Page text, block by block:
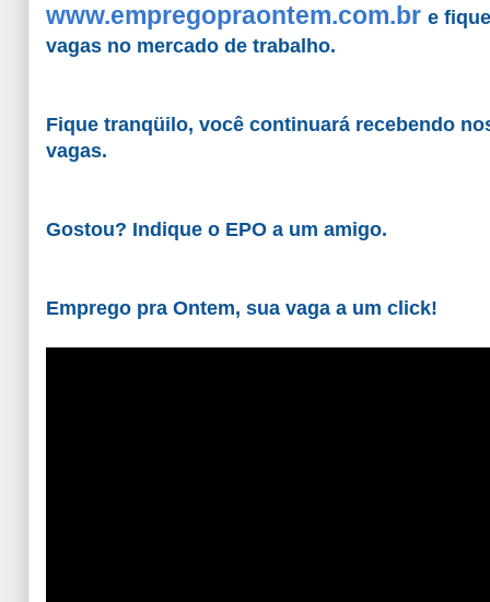
www.empregopraontem.com.br e
vagas no mercado de trabalho.
Fique tranqüilo, você continuará recebendo
vagas.
Gostou? Indique o EPO a um amigo.
Emprego pra Ontem, sua vaga a um click!